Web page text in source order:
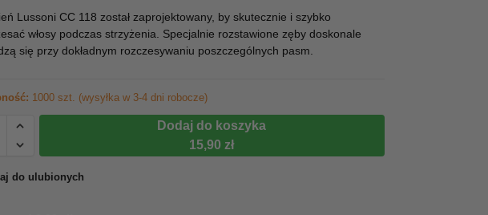
Lussoni CC 118 został zaprojektowany, by skutecznie i szybko
włosy podczas strzyżenia. Specjalnie rozstawione zęby doskonale
się przy dokładnym rozczesywaniu poszczególnych pasm.
1000 szt. (wysyłka w 3-4 dni robocze)
Dodaj do koszyka
15,90 zł
do ulubionych